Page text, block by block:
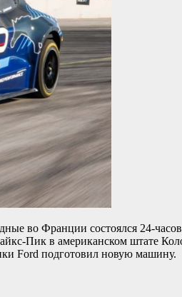
во Франции состоялся 24-
Пик в американском штате
Ford подготовил новую машину.